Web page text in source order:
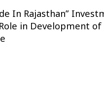
In Rajasthan”
in Development of